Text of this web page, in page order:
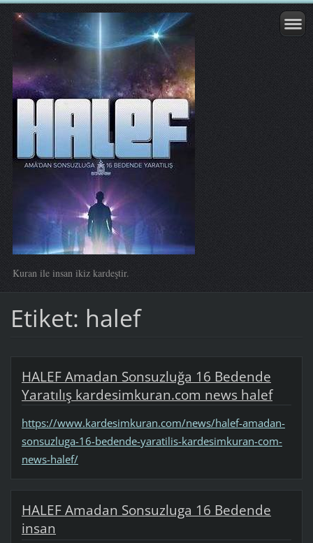
Kuran ile insan ikiz kardeştir.
Etiket: halef
HALEF Amadan Sonsuzluğa 16 Bedende
Yaratılış kardesimkuran.com news halef
https://www.kardesimkuran.com/news/halef-amadan-
sonsuzluga-16-bedende-yaratilis-kardesimkuran-com-
news-halef/
HALEF Amadan Sonsuzluga 16 Bedende
insan